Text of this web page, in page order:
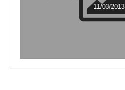
11/03/2013